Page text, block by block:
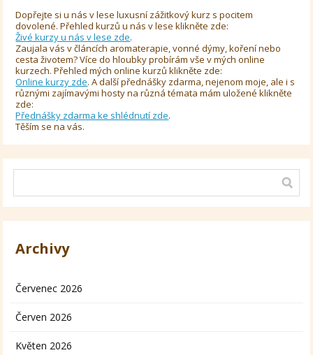
Dopřejte si u nás v lese luxusní zážitkový kurz s pocitem
dovolené. Přehled kurzů u nás v lese klikněte zde:
Živé kurzy u nás v lese zde.
Zaujala vás v článcích aromaterapie, vonné dýmy, koření nebo
cesta životem? Více do hloubky probírám vše v mých online
kurzech. Přehled mých online kurzů klikněte zde:
Online kurzy zde. A další přednášky zdarma, nejenom moje, ale i s
různými zajímavými hosty na různá témata mám uložené klikněte
zde:
Přednášky zdarma ke shlédnutí zde.
Těším se na vás.
Archivy
Červenec 2026
Červen 2026
Květen 2026